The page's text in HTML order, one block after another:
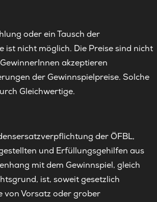
oder ein Tausch der
ist nicht möglich. Die Preise sind nicht
akzeptieren
der Gewinnspielpreise. Solche
Gleichwertige.
der ÖFBL,
und Erfüllungsgehilfen aus
mit dem Gewinnspiel, gleich
ist, soweit gesetzlich
von Vorsatz oder grober